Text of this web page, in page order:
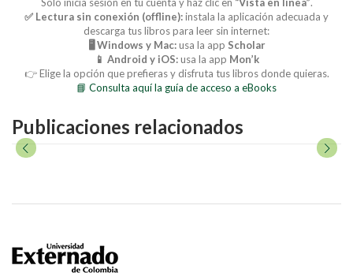
✅ Lectura sin conexión (offline):instala la aplicación adecuada y
descarga tus libros para leer sin internet:
🖥️ Windows y Mac:usa la app Scholar
📱 Android y iOS:usa la app Mon’k
👉 Elige la opción que prefieras y disfruta tus libros donde quieras.
📘 Consulta aquí la guía de acceso a eBooks
Publicaciones relacionados